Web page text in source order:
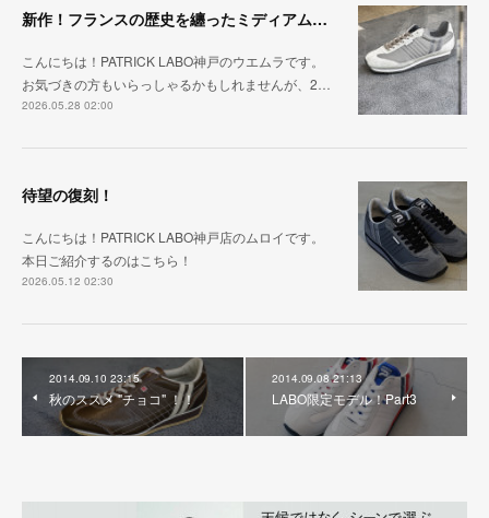
新作！フランスの歴史を纏ったミディアムグレー「MARATHON_CASTLE」
こんにちは！PATRICK LABO神戸のウエムラです。
お気づきの方もいらっしゃるかもしれませんが、2…
2026.05.28 02:00
待望の復刻！
こんにちは！PATRICK LABO神戸店のムロイです。
本日ご紹介するのはこちら！
2026.05.12 02:30
2014.09.10 23:15
秋のススメ "チョコ" ！！
2014.09.08 21:13
LABO限定モデル！Part3